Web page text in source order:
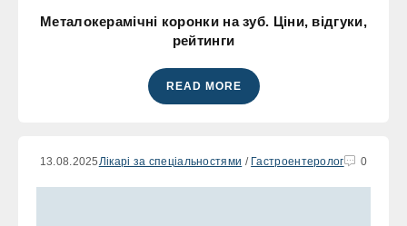
Металокерамічні коронки на зуб. Ціни, відгуки,
рейтинги
READ MORE
13.08.2025 Лікарі за спеціальностями / Гастроентеролог 0